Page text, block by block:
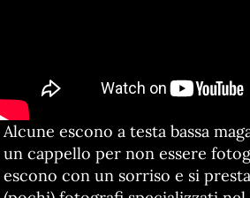
Alcune escono a testa bassa
un cappello per non essere
escono con un sorriso e si